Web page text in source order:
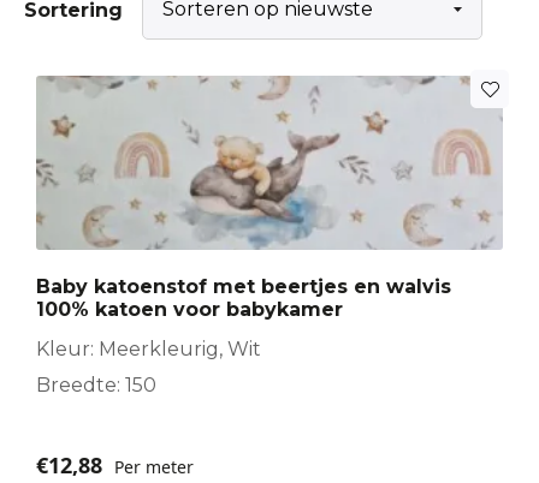
Sortering
Baby katoenstof met beertjes en walvis
100% katoen voor babykamer
Kleur: Meerkleurig, Wit
Breedte: 150
€12,88 Per meter